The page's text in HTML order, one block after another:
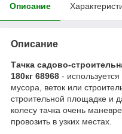
Описание
Описание
Тачка садово-
180кг 68968 -
мусора, веток или
строительной площадке и
колесу тачка очень
провозить в узких местах.